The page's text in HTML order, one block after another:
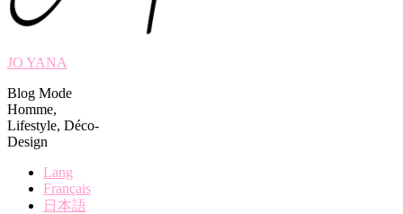
JO YANA
Blog Mode
Homme,
Lifestyle, Déco-
Design
Lang
Français
日本語